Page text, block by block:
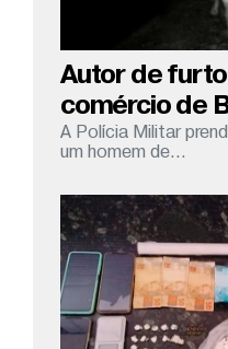
Autor de
comércio de
A Polícia Militar
um homem de...